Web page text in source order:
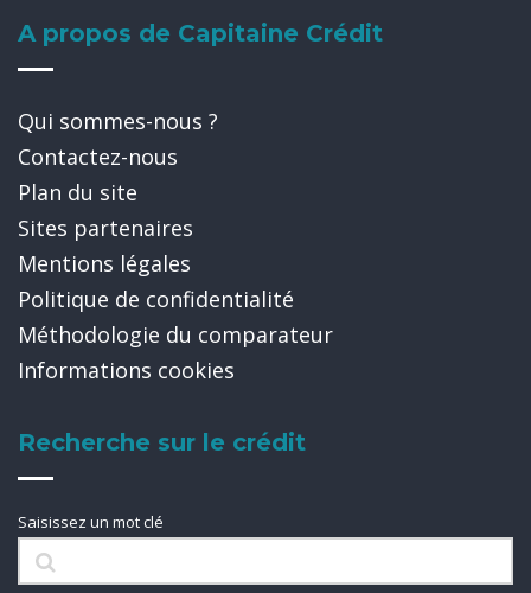
A propos de Capitaine Crédit
Qui sommes-nous ?
Contactez-nous
Plan du site
Sites partenaires
Mentions légales
Politique de confidentialité
Méthodologie du comparateur
Informations cookies
Recherche sur le crédit
Saisissez un mot clé